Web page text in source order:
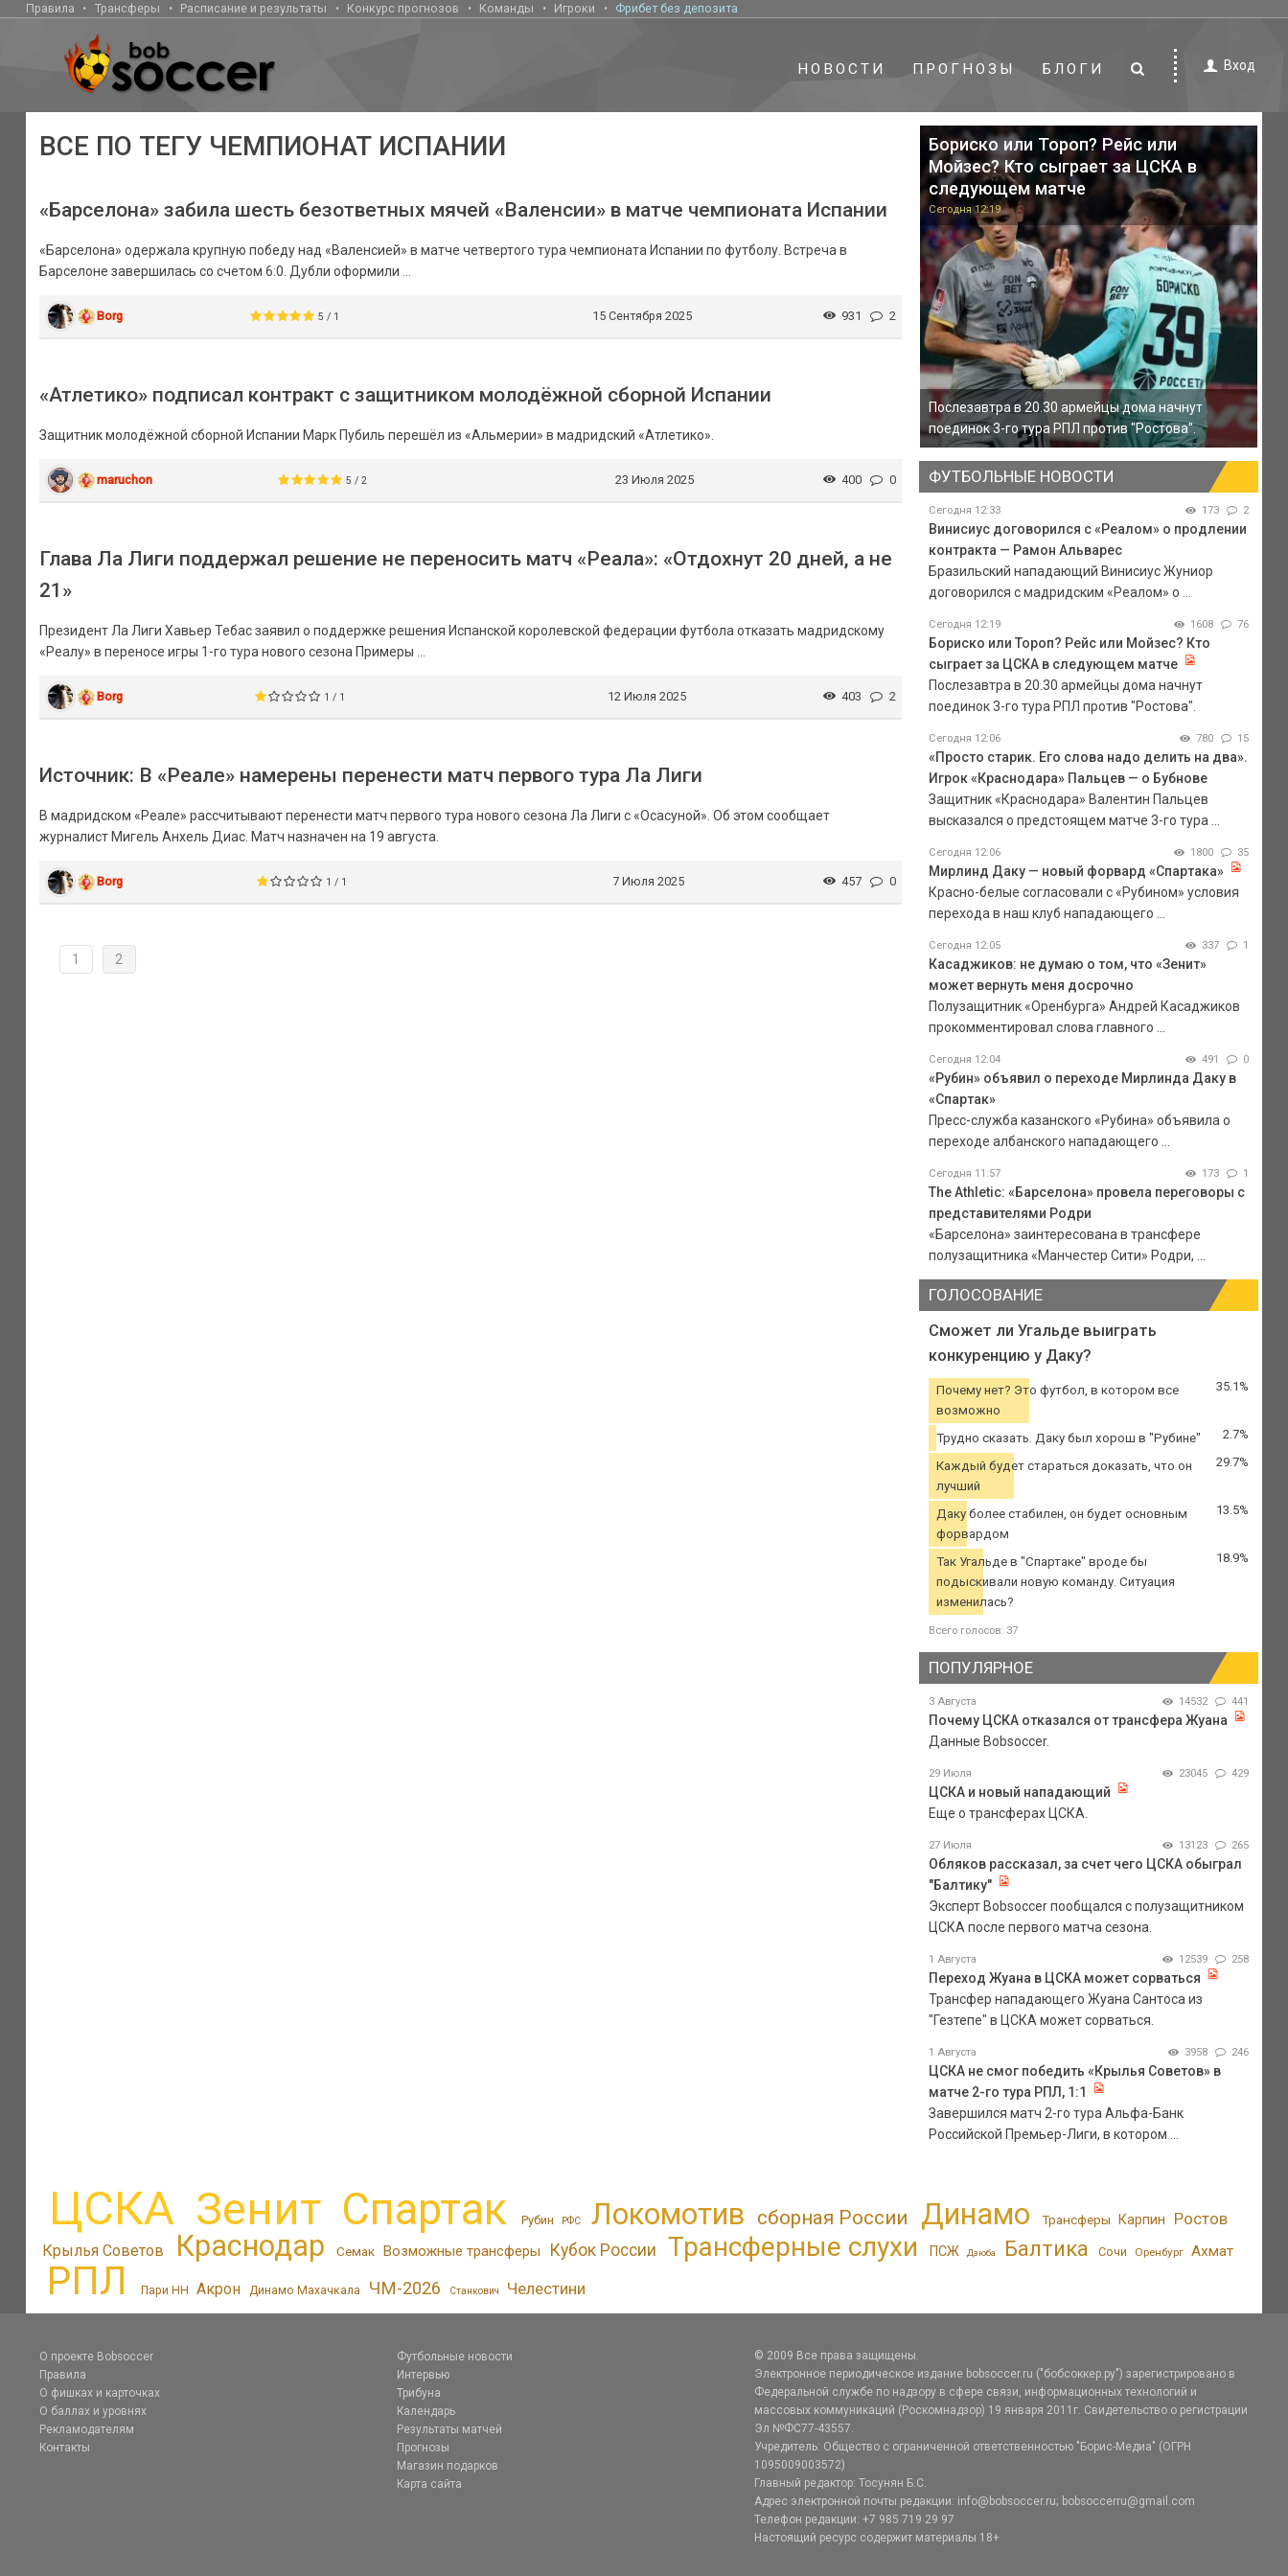
Правила Трансферы Расписание и результаты Конкурс прогнозов Команды Игроки Фрибет без депозита
НОВОСТИ ПРОГНОЗЫ БЛОГИ Вход
ВСЕ ПО ТЕГУ ЧЕМПИОНАТ ИСПАНИИ
«Барселона» забила шесть безответных мячей «Валенсии» в матче чемпионата Испании
«Барселона» одержала крупную победу над «Валенсией» в матче четвертого тура чемпионата Испании по футболу. Встреча в
Барселоне завершилась со счетом 6:0. Дубли оформили ...
Borg 5 / 1 15 Сентября 2025 931 2
«Атлетико» подписал контракт с защитником молодёжной сборной Испании
Защитник молодёжной сборной Испании Марк Пубиль перешёл из «Альмерии» в мадридский «Атлетико».
maruchon 5 / 2 23 Июля 2025 400 0
Глава Ла Лиги поддержал решение не переносить матч «Реала»: «Отдохнут 20 дней, а не
21»
Президент Ла Лиги Хавьер Тебас заявил о поддержке решения Испанской королевской федерации футбола отказать мадридскому
«Реалу» в переносе игры 1-го тура нового сезона Примеры ...
Borg 1 / 1 12 Июля 2025 403 2
Источник: В «Реале» намерены перенести матч первого тура Ла Лиги
В мадридском «Реале» рассчитывают перенести матч первого тура нового сезона Ла Лиги с «Осасуной». Об этом сообщает
журналист Мигель Анхель Диас. Матч назначен на 19 августа.
Borg 1 / 1 7 Июля 2025 457 0
1 2
Бориско или Тороп? Рейс или
Мойзес? Кто сыграет за ЦСКА в
следующем матче
Сегодня 12:19
Послезавтра в 20.30 армейцы дома начнут
поединок 3-го тура РПЛ против "Ростова".
ФУТБОЛЬНЫЕ НОВОСТИ
Сегодня 12:33 173 2
Винисиус договорился с «Реалом» о продлении
контракта — Рамон Альварес
Бразильский нападающий Винисиус Жуниор
договорился с мадридским «Реалом» о ...
Сегодня 12:19 1608 76
Бориско или Тороп? Рейс или Мойзес? Кто
сыграет за ЦСКА в следующем матче
Послезавтра в 20.30 армейцы дома начнут
поединок 3-го тура РПЛ против "Ростова".
Сегодня 12:06 780 15
«Просто старик. Его слова надо делить на два».
Игрок «Краснодара» Пальцев — о Бубнове
Защитник «Краснодара» Валентин Пальцев
высказался о предстоящем матче 3-го тура ...
Сегодня 12:06 1800 35
Мирлинд Даку — новый форвард «Спартака»
Красно-белые согласовали с «Рубином» условия
перехода в наш клуб нападающего ...
Сегодня 12:05 337 1
Касаджиков: не думаю о том, что «Зенит»
может вернуть меня досрочно
Полузащитник «Оренбурга» Андрей Касаджиков
прокомментировал слова главного ...
Сегодня 12:04 491 0
«Рубин» объявил о переходе Мирлинда Даку в
«Спартак»
Пресс-служба казанского «Рубина» объявила о
переходе албанского нападающего ...
Сегодня 11:57 173 1
The Athletic: «Барселона» провела переговоры с
представителями Родри
«Барселона» заинтересована в трансфере
полузащитника «Манчестер Сити» Родри, ...
ГОЛОСОВАНИЕ
Сможет ли Угальде выиграть
конкуренцию у Даку?
Почему нет? Это футбол, в котором все
возможно
35.1%
Трудно сказать. Даку был хорош в "Рубине" 2.7%
Каждый будет стараться доказать, что он
лучший
29.7%
Даку более стабилен, он будет основным
форвардом
13.5%
Так Угальде в "Спартаке" вроде бы
подыскивали новую команду. Ситуация
изменилась?
18.9%
Всего голосов: 37
ПОПУЛЯРНОЕ
3 Августа 14532 441
Почему ЦСКА отказался от трансфера Жуана
Данные Bobsoccer.
29 Июля 23045 429
ЦСКА и новый нападающий
Еще о трансферах ЦСКА.
27 Июля 13123 265
Обляков рассказал, за счет чего ЦСКА обыграл
"Балтику"
Эксперт Bobsoccer пообщался с полузащитником
ЦСКА после первого матча сезона.
1 Августа 12539 258
Переход Жуана в ЦСКА может сорваться
Трансфер нападающего Жуана Сантоса из
"Гезтепе" в ЦСКА может сорваться.
1 Августа 3958 246
ЦСКА не смог победить «Крылья Советов» в
матче 2-го тура РПЛ, 1:1
Завершился матч 2-го тура Альфа-Банк
Российской Премьер-Лиги, в котором ...
ЦСКА Зенит Спартак Рубин РФС Локомотив сборная России Динамо Трансферы Карпин Ростов
Крылья Советов Краснодар Семак Возможные трансферы Кубок России Трансферные слухи ПСЖ Дзюба Балтика Сочи Оренбург Ахмат
РПЛ Пари НН Акрон Динамо Махачкала ЧМ-2026 Станкович Челестини
О проекте Bobsoccer
Правила
О фишках и карточках
О баллах и уровнях
Рекламодателям
Контакты
Футбольные новости
Интервью
Трибуна
Календарь
Результаты матчей
Прогнозы
Магазин подарков
Карта сайта
© 2009 Все права защищены.
Электронное периодическое издание bobsoccer.ru ("бобсоккер.ру") зарегистрировано в
Федеральной службе по надзору в сфере связи, информационных технологий и
массовых коммуникаций (Роскомнадзор) 19 января 2011г. Свидетельство о регистрации
Эл №ФС77-43557.
Учредитель: Общество с ограниченной ответственностью "Борис-Медиа" (ОГРН
1095009003572)
Главный редактор: Тосунян Б.С.
Адрес электронной почты редакции: info@bobsoccer.ru; bobsoccerru@gmail.com
Телефон редакции: +7 985 719 29 97
Настоящий ресурс содержит материалы 18+